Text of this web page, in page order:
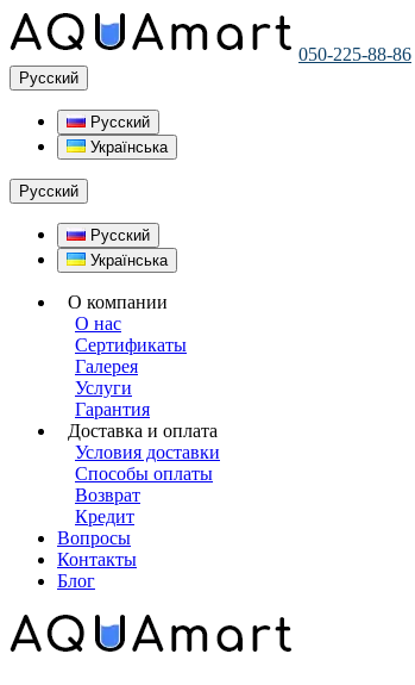
050-225-88-86
Русский
Русский
Українська
Русский
Русский
Українська
О компании
О нас
Сертификаты
Галерея
Услуги
Гарантия
Доставка и оплата
Условия доставки
Способы оплаты
Возврат
Кредит
Вопросы
Контакты
Блог